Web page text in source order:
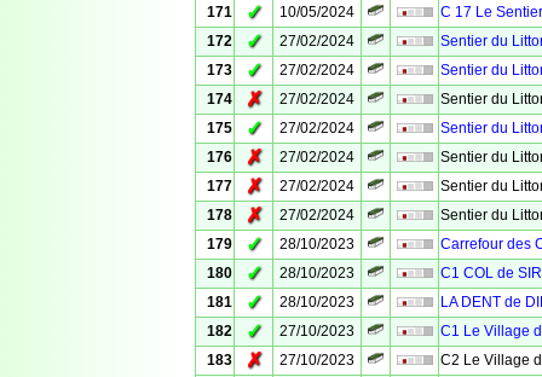
171
✓ 10/05/2024
C 17 Le
172
✓ 27/02/2024
Sentier du
173
✓ 27/02/2024
Sentier du
174
✗ 27/02/2024
Sentier du
175
✓ 27/02/2024
Sentier du
176
✗ 27/02/2024
Sentier du
177
✗ 27/02/2024
Sentier du
178
✗ 27/02/2024
Sentier du
179
✓ 28/10/2023
Carrefour des
180
✓ 28/10/2023
C1 COL de
181
✓ 28/10/2023
LA DENT de
182
✓ 27/10/2023
C1 Le Village
183
✗ 27/10/2023
C2 Le Village